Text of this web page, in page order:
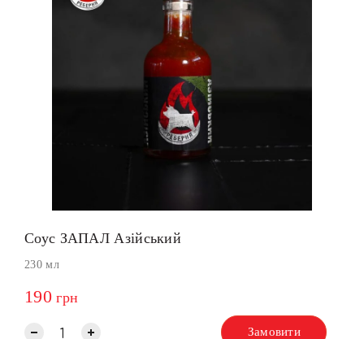
Соус ЗАПАЛ Азійський
230 мл
190 грн
Замовити